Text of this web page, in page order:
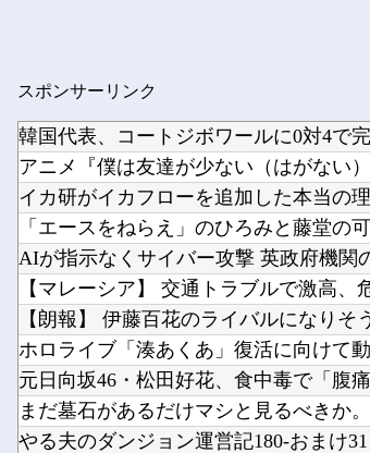
スポンサーリンク
韓国代表、コートジボワールに0対4で
イカ研がイカフローを追加した本当の
「エースをねらえ」のひろみと藤堂の
AIが指示なくサイバー攻撃 英政府機関
まだ墓石があるだけマシと見るべきか